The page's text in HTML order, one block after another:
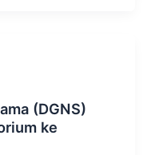
(DGNS)
ke